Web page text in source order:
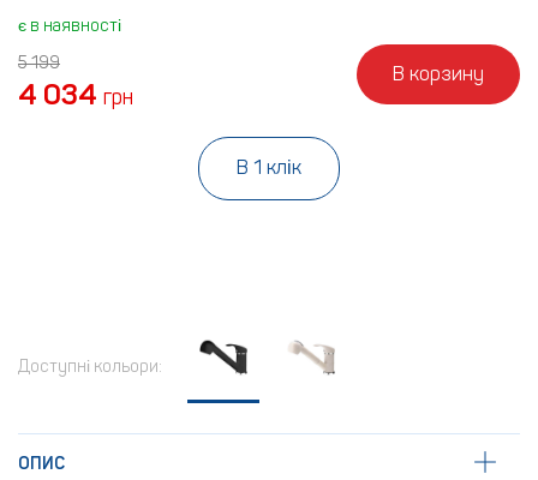
є в наявності
5 199
4 034 грн
В корзину
В 1 клік
Доступні кольори:
ОПИС